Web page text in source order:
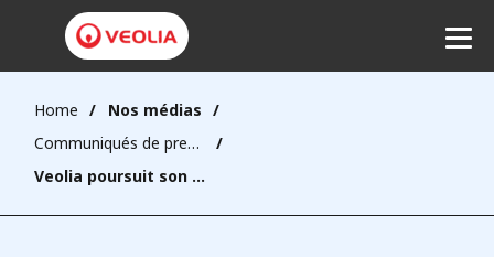
Home
Nos médias
Communiqués de presse
Veolia poursuit son accélération au Moyen-Orient et vise une croissance de 50% de son chiffre d’affaires d’ici 2030